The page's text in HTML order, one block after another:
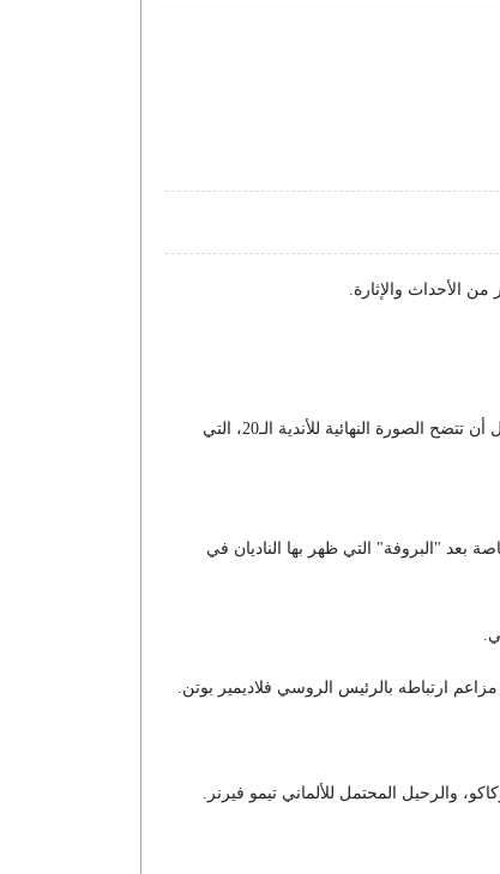
من الأحداث والإثارة.
وبالرغم من انطلاق الدوري، قررت رابطة الدوري الإنجليزي إبقاء سوق الانتقالات مفتوحا حتى آخر ساعات أغسطس، مما يتيح شهر كامل قبل أن تتضح الصورة النهائية للأندية الـ20، التي
بعد "البروفة" التي ظهر بها الناديان في
ارتباطه بالرئيس الروسي فلاديمير بوتن.
والرحيل المحتمل للألماني تيمو فيرنر.